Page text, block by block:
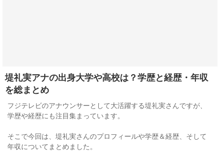
堤礼実アナの出身大学や高校は？学歴と経歴・年収
を総まとめ
フジテレビのアナウンサーとして大活躍する堤礼実さんですが、
学歴や経歴にも注目集まっています。
そこで今回は、堤礼実さんのプロフィールや学歴＆経歴、そして
年収についてまとめました。